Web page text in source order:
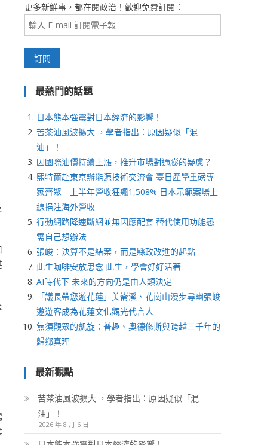
更多新鮮事，都在閱政治！歡迎免費訂閱：
最熱門的話題
日本熊本強震對日本經濟的影響！
苦茶油風波擴大 ，學者指出：原因疑似「混
油」！
因國際油價持續上漲，推升市場對通膨的疑慮？
熙特爾赴東京辦能源技術交流會 臺日產學重磅專
家齊聚 上半年營收狂飆1,508% 日本示範案場上
線挹注海外營收
行動網路降速斷網並無因應配套 替代使用功能恐
需自己想辦法
張峻：決算不是結案，而是縣政改進的起點
此生咖啡安放思念 此生，學會好好活著
AI時代下 未來的方向仍是由人類決定
「議長帶您遊花蓮」美崙溪、花崗山漫步尋幽張峻
邀遊客成為花蓮文化觀光代言人
無須觀眾的凱旋：普趣、奧德修斯與跨越三千年的
歸鄉真理
最新觀點
苦茶油風波擴大 ，學者指出：原因疑似「混
油」！
2026 年 8 月 6 日